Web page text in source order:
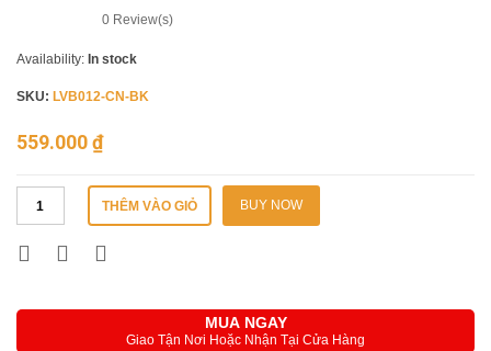
0 Review(s)
Availability: In stock
SKU: LVB012-CN-BK
559.000₫
THÊM VÀO GIỎ BUY NOW
MUA NGAY
Giao Tận Nơi Hoặc Nhận Tại Cửa Hàng